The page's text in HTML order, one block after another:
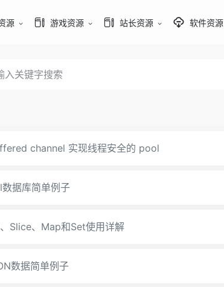
源 游戏资源 站长资源 软件资源
channel 实现线程安全的 pool
据库简单例子
Slice、Map和Set使用详解
数据简单例子